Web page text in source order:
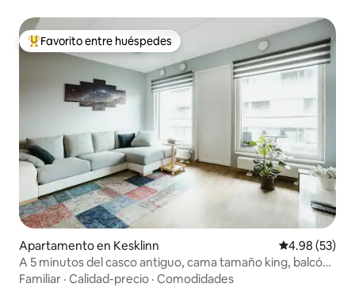
Favorito entre huéspedes preferido
Favorito entre huéspedes
Apartamento en Kesklinn Calificación
4.98 (53)
A 5 minutos del casco antiguo, cama tamaño king, balcón,
estacionamiento a €6 por día
Familiar · Calidad-precio · Comodidades